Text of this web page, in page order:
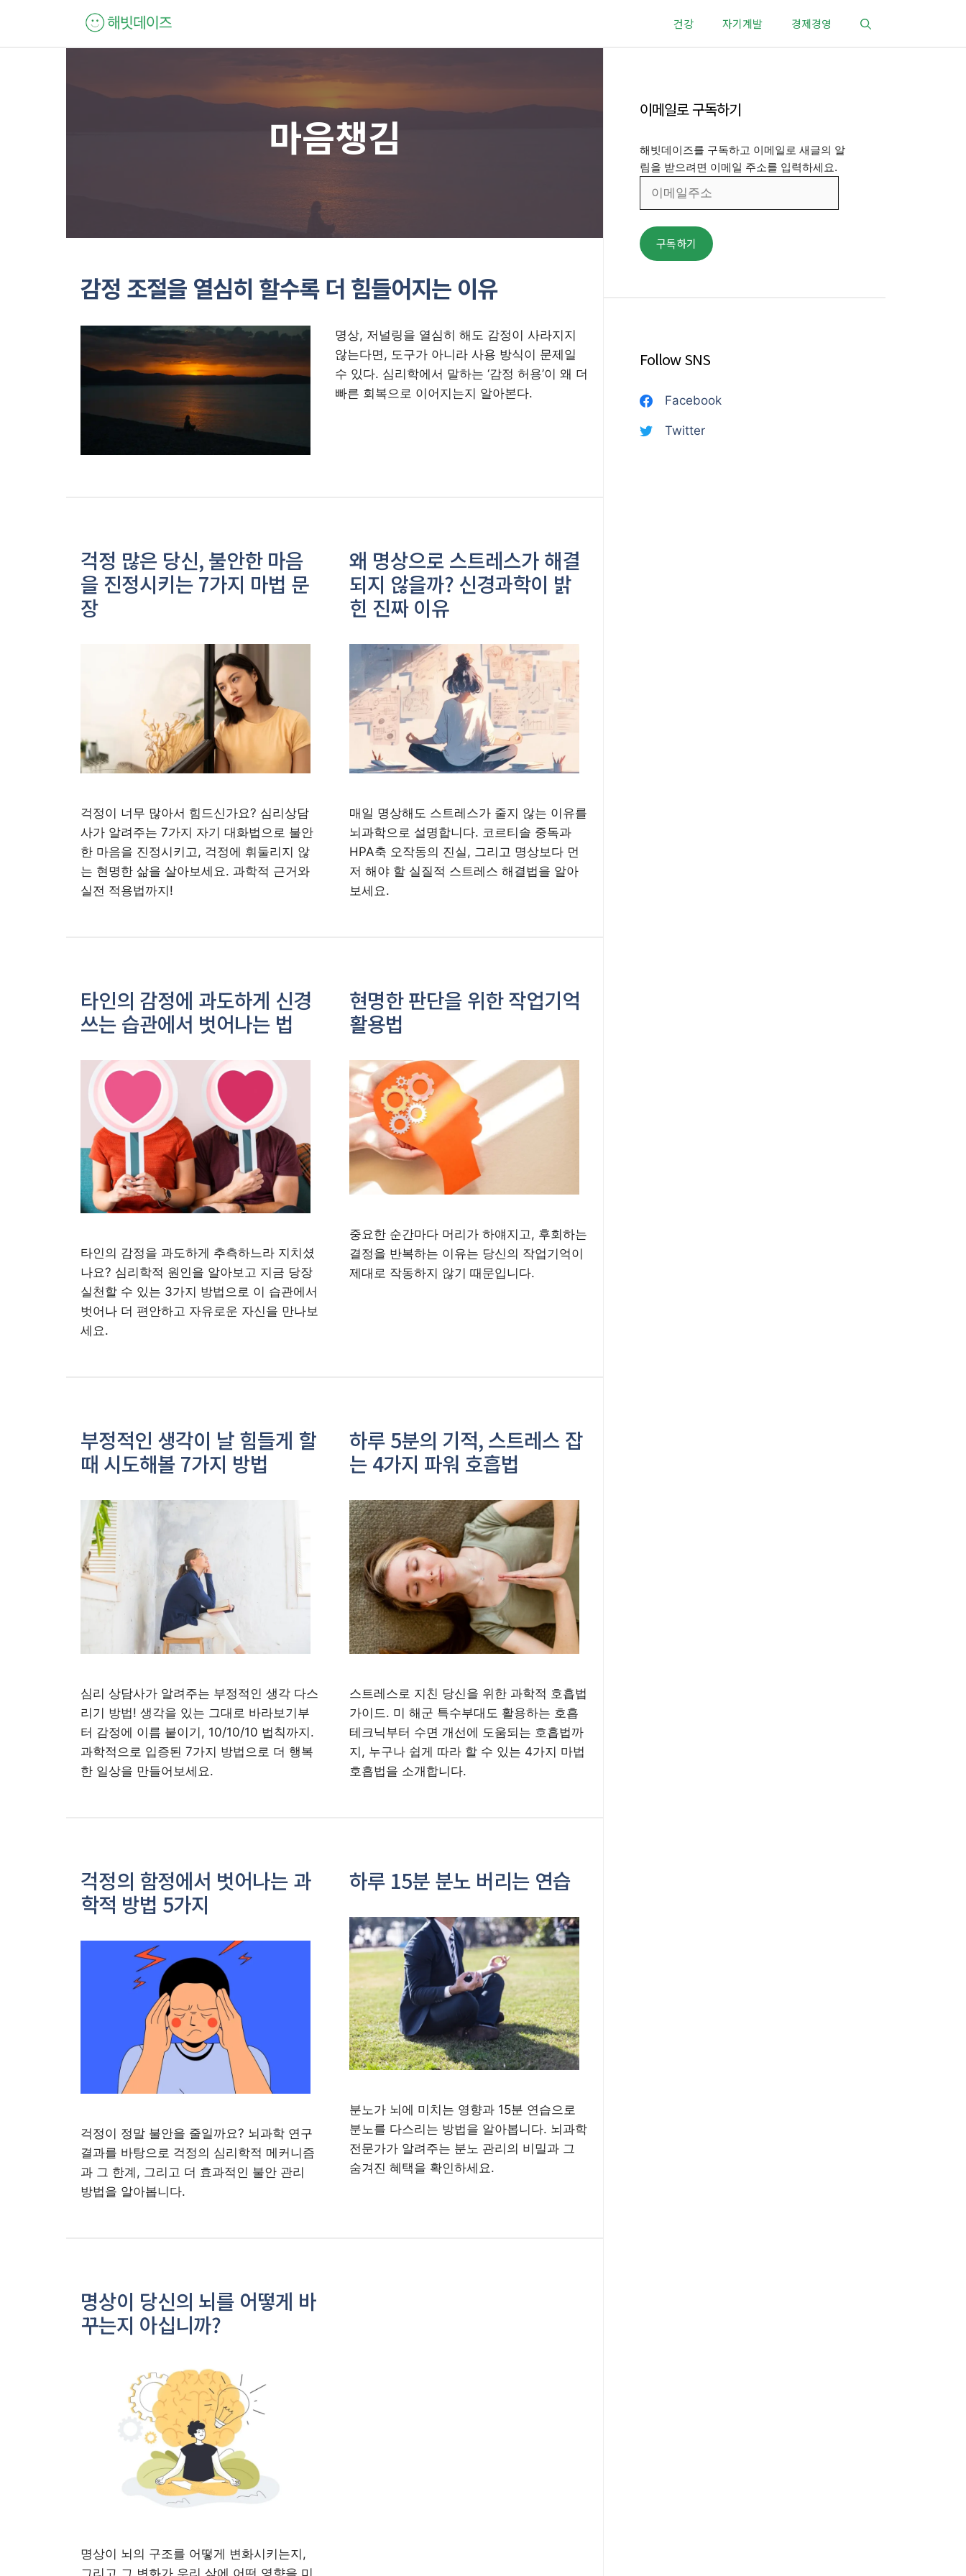
건강 자기계발 경제경영
마음챙김
감정 조절을 열심히 할수록 더 힘들어지는 이유
명상, 저널링을 열심히 해도 감정이 사라지지
않는다면, 도구가 아니라 사용 방식이 문제일
수 있다. 심리학에서 말하는 ‘감정 허용’이 왜 더
빠른 회복으로 이어지는지 알아본다.
걱정 많은 당신, 불안한 마음
을 진정시키는 7가지 마법 문
장
걱정이 너무 많아서 힘드신가요? 심리상담
사가 알려주는 7가지 자기 대화법으로 불안
한 마음을 진정시키고, 걱정에 휘둘리지 않
는 현명한 삶을 살아보세요. 과학적 근거와
실전 적용법까지!
왜 명상으로 스트레스가 해결
되지 않을까? 신경과학이 밝
힌 진짜 이유
매일 명상해도 스트레스가 줄지 않는 이유를
뇌과학으로 설명합니다. 코르티솔 중독과
HPA축 오작동의 진실, 그리고 명상보다 먼
저 해야 할 실질적 스트레스 해결법을 알아
보세요.
타인의 감정에 과도하게 신경
쓰는 습관에서 벗어나는 법
타인의 감정을 과도하게 추측하느라 지치셨
나요? 심리학적 원인을 알아보고 지금 당장
실천할 수 있는 3가지 방법으로 이 습관에서
벗어나 더 편안하고 자유로운 자신을 만나보
세요.
현명한 판단을 위한 작업기억
활용법
중요한 순간마다 머리가 하얘지고, 후회하는
결정을 반복하는 이유는 당신의 작업기억이
제대로 작동하지 않기 때문입니다.
부정적인 생각이 날 힘들게 할
때 시도해볼 7가지 방법
심리 상담사가 알려주는 부정적인 생각 다스
리기 방법! 생각을 있는 그대로 바라보기부
터 감정에 이름 붙이기, 10/10/10 법칙까지.
과학적으로 입증된 7가지 방법으로 더 행복
한 일상을 만들어보세요.
하루 5분의 기적, 스트레스 잡
는 4가지 파워 호흡법
스트레스로 지친 당신을 위한 과학적 호흡법
가이드. 미 해군 특수부대도 활용하는 호흡
테크닉부터 수면 개선에 도움되는 호흡법까
지, 누구나 쉽게 따라 할 수 있는 4가지 마법
호흡법을 소개합니다.
걱정의 함정에서 벗어나는 과
학적 방법 5가지
걱정이 정말 불안을 줄일까요? 뇌과학 연구
결과를 바탕으로 걱정의 심리학적 메커니즘
과 그 한계, 그리고 더 효과적인 불안 관리
방법을 알아봅니다.
하루 15분 분노 버리는 연습
분노가 뇌에 미치는 영향과 15분 연습으로
분노를 다스리는 방법을 알아봅니다. 뇌과학
전문가가 알려주는 분노 관리의 비밀과 그
숨겨진 혜택을 확인하세요.
명상이 당신의 뇌를 어떻게 바
꾸는지 아십니까?
명상이 뇌의 구조를 어떻게 변화시키는지,
이메일로 구독하기
해빗데이즈를 구독하고 이메일로 새글의 알
림을 받으려면 이메일 주소를 입력하세요.
주
소
구독하기
Follow SNS
Facebook
Twitter